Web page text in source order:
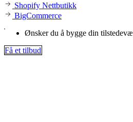
Shopify Nettbutikk
BigCommerce
Ønsker du å bygge din
Få et tilbud